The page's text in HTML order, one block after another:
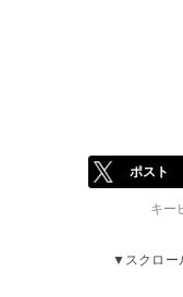
ポスト
キー
▼スクロー